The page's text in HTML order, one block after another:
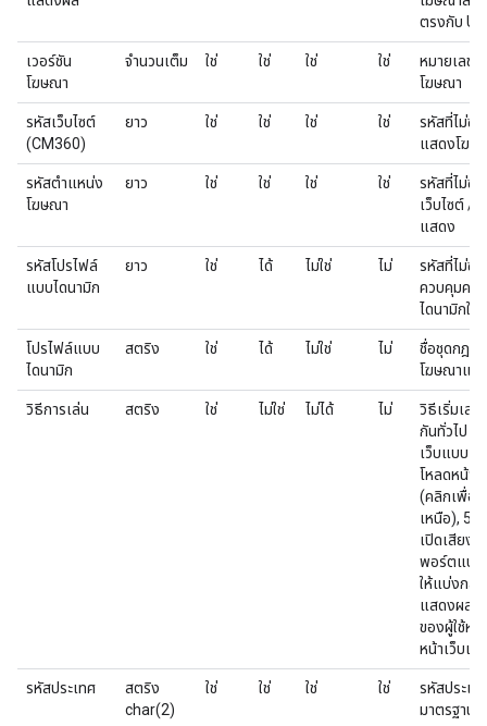
ตรงกับ
เวอร์ชัน
โฆษณา
จำนวนเต็ม ใช่ ใช่ ใช่ ใช่
หมายเลข
โฆษณา
รหัสเว็บไซต์
(CM360)
ยาว ใช่ ใช่ ใช่ ใช่
รหัสที่ไม่ซ้ำ
แสดงโฆษ
รหัสตำแหน่ง
โฆษณา
ยาว ใช่ ใช่ ใช่ ใช่
รหัสที่ไม่ซ้
เว็บไซต์ /
แสดง
รหัสโปรไฟล์
แบบไดนามิก
ยาว ใช่ ได้ ไม่ใช่ ไม่
รหัสที่ไม่ซ้
ควบคุมครี
ไดนามิกใน
โปรไฟล์แบบ
ไดนามิก
สตริง ใช่ ได้ ไม่ใช่ ไม่
ชื่อชุดกฎที่
โฆษณาแบ
วิธีการเล่น สตริง ใช่ ไม่ใช่ ไม่ได้ ไม่
วิธีเริ่มเล่น
กันทั่วไป ไ
เว็บแบบเ
โหลดหน้า
(คลิกเพื่อเ
เหนือ), 5 (
เปิดเสียง)
พอร์ตแบบ
ให้แบ่งกลุ่ม
แสดงผลวิ
ของผู้ใช้ห
หน้าเว็บเมื่
รหัสประเทศ
สตริง
char(2)
ใช่ ใช่ ใช่ ใช่
รหัสประเ
มาตรฐาน